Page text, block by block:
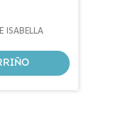
ISABELLA